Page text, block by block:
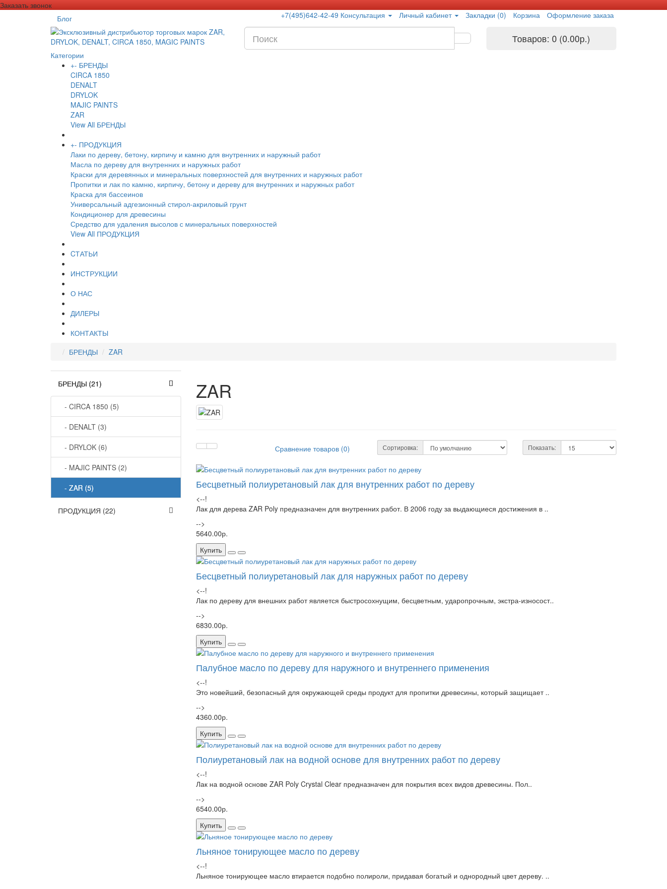
Заказать звонок
Блог
+7(495)642-42-49 Консультация Личный кабинет Закладки (0) Корзина Оформление заказа
Товаров: 0 (0.00р.)
Категории
+- БРЕНДЫ
CIRCA 1850
DENALT
DRYLOK
MAJIC PAINTS
ZAR
View All БРЕНДЫ
+- ПРОДУКЦИЯ
Лаки по дереву, бетону, кирпичу и камню для внутренних и наружный работ
Масла по дереву для внутренних и наружных работ
Краски для деревянных и минеральных поверхностей для внутренних и наружных работ
Пропитки и лак по камню, кирпичу, бетону и дереву для внутренних и наружных работ
Краска для бассеинов
Универсальный адгезионный стирол-акриловый грунт
Кондиционер для древесины
Средство для удаления высолов с минеральных поверхностей
View All ПРОДУКЦИЯ
CТАТЬИ
ИНСТРУКЦИИ
О НАС
ДИЛЕРЫ
КОНТАКТЫ
БРЕНДЫ
ZAR
БРЕНДЫ (21)
- CIRCA 1850 (5)
- DENALT (3)
- DRYLOK (6)
- MAJIC PAINTS (2)
- ZAR (5)
ПРОДУКЦИЯ (22)
ZAR
Сравнение товаров (0) Сортировка: Показать:
Бесцветный полиуретановый лак для внутренних работ по дереву
<--!
Лак для дерева ZAR Poly предназначен для внутренних работ. В 2006 году за выдающиеся достижения в ..
-->
5640.00р.
Купить
Бесцветный полиуретановый лак для наружных работ по дереву
<--!
Лак по дереву для внешних работ является быстросохнущим, бесцветным, ударопрочным, экстра-износост..
-->
6830.00р.
Купить
Палубное масло по дереву для наружного и внутреннего применения
<--!
Это новейший, безопасный для окружающей среды продукт для пропитки древесины, который защищает ..
-->
4360.00р.
Купить
Полиуретановый лак на водной основе для внутренних работ по дереву
<--!
Лак на водной основе ZAR Poly Crystal Clear предназначен для покрытия всех видов древесины. Пол..
-->
6540.00р.
Купить
Льняное тонирующее масло по дереву
<--!
Льняное тонирующее масло втирается подобно полироли, придавая богатый и однородный цвет дереву. ..